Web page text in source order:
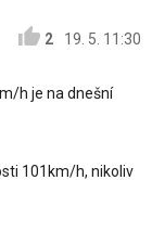
2
19. 5. 11:30
h je na dnešní
101km/h, nikoliv